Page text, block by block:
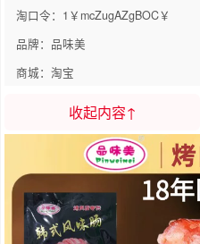
淘口令：1￥mcZugAZgBOC￥
品牌：品味美
商城：淘宝
收起内容↑